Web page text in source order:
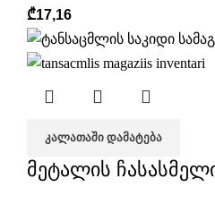
₾17,16
ᲙᲐᲚᲐᲗᲐᲨᲘ ᲓᲐᲛᲐᲢᲔᲑᲐ
მეტალის